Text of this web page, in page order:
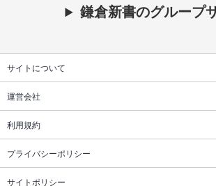
鎌倉新書のグループ
サイトについて
運営会社
利用規約
プライバシーポリシー
サイトポリシー